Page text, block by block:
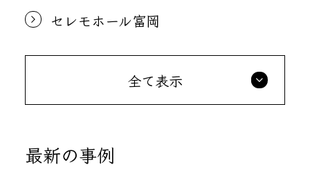
セレモホール富岡
全て表示
最新の事例